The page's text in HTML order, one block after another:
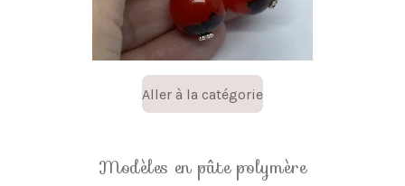
Aller à la catégorie
Modèles en pâte polymère